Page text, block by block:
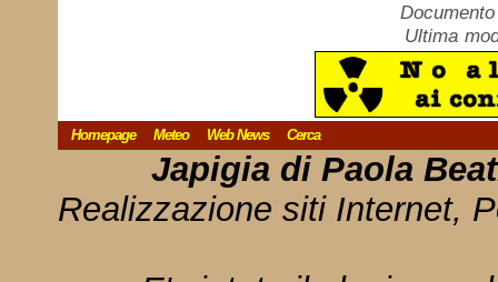
Ultima
Homepage Meteo Web News Cerca
Japigia di Paola
Realizzazione siti Internet,